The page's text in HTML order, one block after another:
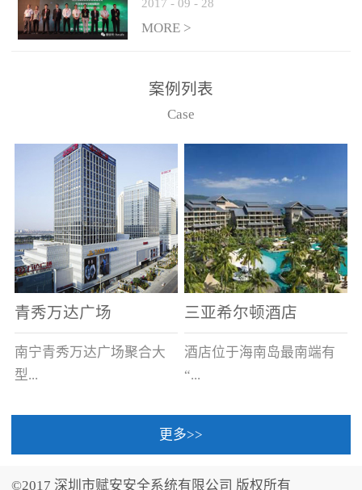
联，一台监控主机最多可
从监控主机上获取，最多
只能接6台，超过的需从现
联合采购战略合作平台
2017 - 09 - 28
MORE >
案例列表
Case
青秀万达广场
南宁青秀万达广场聚合大
型...
三亚希尔顿酒店
酒店位于海南岛最南端有
“...
中国的海岛天堂”之美称的
更多>>
©2017 深圳市赋安安全系统有限公司 版权所有